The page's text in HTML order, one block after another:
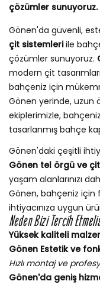
çözümler sunuyoruz.
Gönen'da güvenli,
çit sistemleriile
çözümler sunuyoruz.
modern çit
bahçeniz için
Gönen yerinde, uzun
ekiplerimizle,
tasarlanmış bahçe
Gönen'daki çeşitli
Gönen tel örgü ve
yaşam alanlarınızı
Gönen, bahçeniz için
ihtiyacınıza uygun
Neden Bizi Tercih
Yüksek kaliteli
Gönen Estetik ve
Hızlı montaj ve
Gönen'da geniş